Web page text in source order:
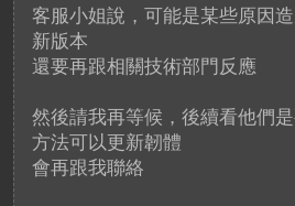
客服小姐說，可能是某些原因
新版本
還要再跟相關技術部門反應
然後請我再等候，後續看他們
方法可以更新韌體
會再跟我聯絡